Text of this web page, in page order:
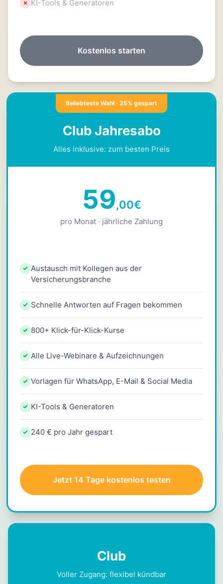
KI-Tools & Generatoren
Kostenlos starten
Beliebteste Wahl · 25% gespart
Club Jahresabo
Alles inklusive: zum besten Preis
59,00€
pro Monat · jährliche Zahlung
Austausch mit Kollegen aus der
Versicherungsbranche
Schnelle Antworten auf Fragen bekommen
800+ Klick-für-Klick-Kurse
Alle Live-Webinare & Aufzeichnungen
Vorlagen für WhatsApp, E-Mail & Social Media
KI-Tools & Generatoren
240 € pro Jahr gespart
Jetzt 14 Tage kostenlos testen
Club
Voller Zugang: flexibel kündbar